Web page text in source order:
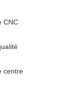
CNC
centre